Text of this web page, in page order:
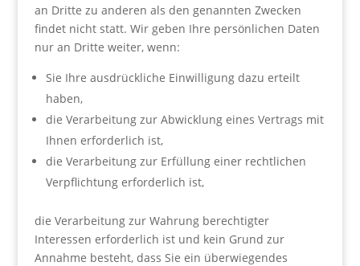
an Dritte zu anderen als den genannten Zwecken
findet nicht statt. Wir geben Ihre persönlichen Daten
nur an Dritte weiter, wenn:
Sie Ihre ausdrückliche Einwilligung dazu erteilt
haben,
die Verarbeitung zur Abwicklung eines Vertrags mit
Ihnen erforderlich ist,
die Verarbeitung zur Erfüllung einer rechtlichen
Verpflichtung erforderlich ist,
die Verarbeitung zur Wahrung berechtigter
Interessen erforderlich ist und kein Grund zur
Annahme besteht, dass Sie ein überwiegendes